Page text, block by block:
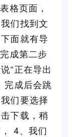
格页面，
们找到文
面就有导
成第二步
“正在导出
完成后会跳
们要选择
下载，稍
4、我们